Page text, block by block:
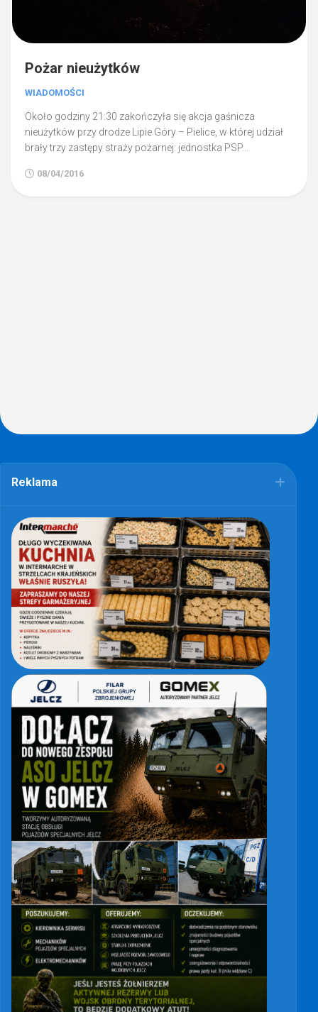
Pożar nieużytków
WIADOMOŚCI
Około godziny 21:30 zakończyła się akcja gaśnicza
nieużytków przy drodze Lipie Góry – Pielice, w której udział
brały trzy zastępy straży pożarnej: jednostka PSP...
08/04/2016
Reklama